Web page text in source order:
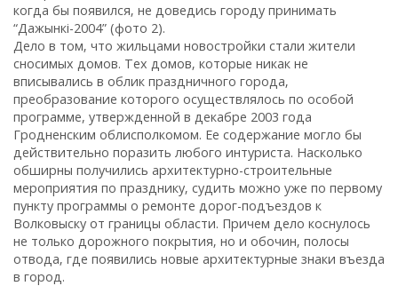
когда бы появился‚ не доведись городу принимать
“Дажынкi-2004” (фото 2).
Дело в том‚ что жильцами новостройки стали жители
сносимых домов. Тех домов‚ которые никак не
вписывались в облик праздничного города‚
преобразование которого осуществлялось по особой
программе, утвержденной в декабре 2003 года
Гродненским облисполкомом. Ее содержание могло бы
действительно поразить любого интуриста. Насколько
обширны получились архитектурно-строительные
мероприятия по празднику‚ судить можно уже по первому
пункту программы о ремонте дорог-подъездов к
Волковыску от границы области. Причем дело коснулось
не только дорожного покрытия‚ но и обочин‚ полосы
отвода‚ где появились новые архитектурные знаки въезда
в город.